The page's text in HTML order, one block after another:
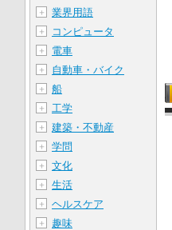
＋ 業界用語
＋ コンピュータ
＋ 電車
＋ 自動車・バイク
＋ 船
＋ 工学
＋ 建築・不動産
＋ 学問
＋ 文化
＋ 生活
＋ ヘルスケア
＋ 趣味